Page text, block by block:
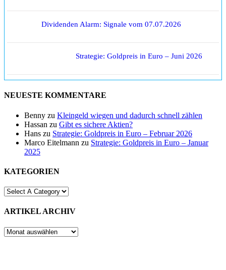
Dividenden Alarm: Signale vom 07.07.2026
Strategie: Goldpreis in Euro – Juni 2026
NEUESTE KOMMENTARE
Benny zu Kleingeld wiegen und dadurch schnell zählen
Hassan zu Gibt es sichere Aktien?
Hans zu Strategie: Goldpreis in Euro – Februar 2026
Marco Eitelmann zu Strategie: Goldpreis in Euro – Januar
2025
KATEGORIEN
ARTIKEL ARCHIV
ARTIKEL